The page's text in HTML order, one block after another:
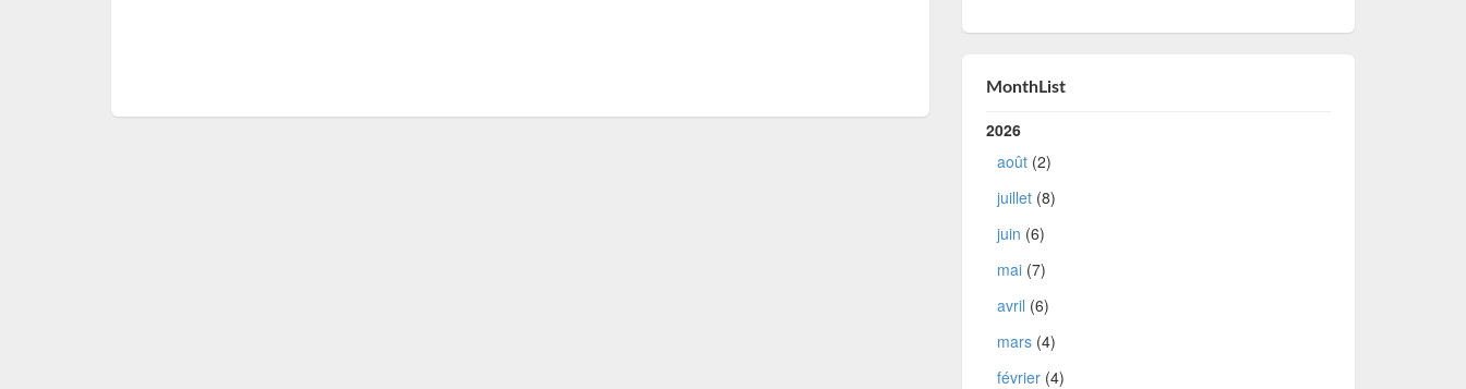
MonthList
2026
août(2)
juillet(8)
juin (6)
mai(7)
avril (6)
mars(4)
février(4)